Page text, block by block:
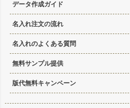
データ作成ガイド
名入れ注文の流れ
名入れのよくある質問
無料サンプル提供
版代無料キャンペーン